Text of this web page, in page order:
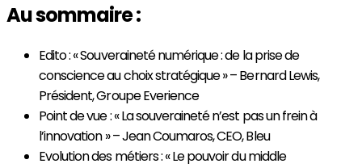
Au sommaire :
Edito : « Souveraineté numérique : de la prise de
conscience au choix stratégique » – Bernard Lewis,
Président, Groupe Everience
Point de vue : « La souveraineté n’est pas un frein à
l’innovation » – Jean Coumaros, CEO, Bleu
Evolution des métiers : « Le pouvoir du middle